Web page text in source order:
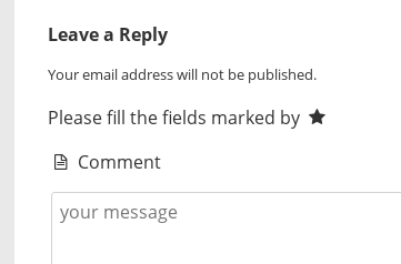
Leave a Reply
Your email address will not be published.
Please fill the fields marked by
Comment